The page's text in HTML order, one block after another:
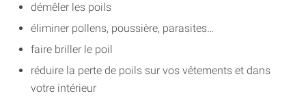
démêler les poils
éliminer pollens, poussière, parasites…
faire briller le poil
réduire la perte de poils sur vos vêtements et dans
votre intérieur